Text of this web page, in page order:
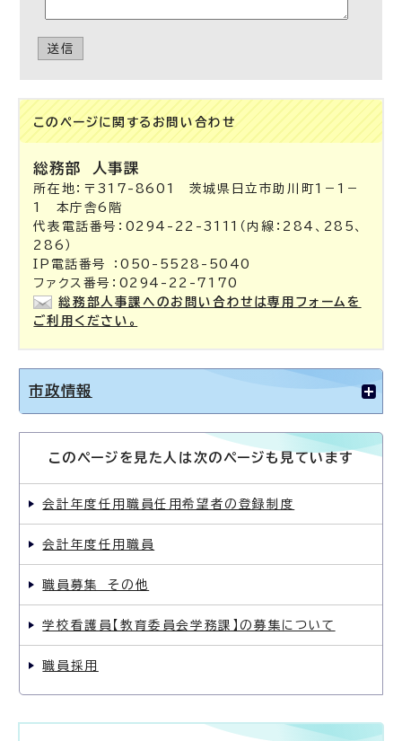
送信
このページに関する お問い合わせ
総務部 人事課
所在地：〒317-8601 茨城県日立市助川町1－1－
1 本庁舎6階
代表電話番号：0294-22-3111（内線：284、285、
286）
IP電話番号 ：050-5528-5040
ファクス番号：0294-22-7170
総務部人事課へのお問い合わせは専用フォームを
ご利用ください。
市政情報
このページを見た人は次のページも見ています
会計年度任用職員任用希望者の登録制度
会計年度任用職員
職員募集 その他
学校看護員【教育委員会学務課】の募集について
職員採用